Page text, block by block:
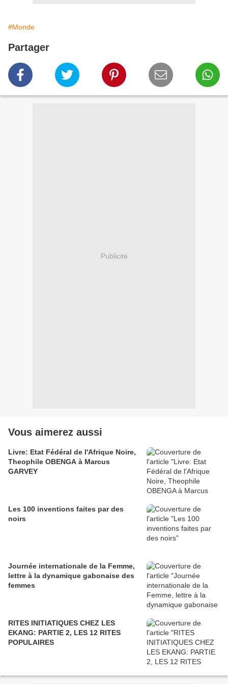
#Monde
Partager
Publicité
Vous aimerez aussi
Livre: Etat Fédéral de l'Afrique Noire,
Theophile OBENGA à Marcus
GARVEY
Les 100 inventions faites par des
noirs
Journée internationale de la Femme,
lettre à la dynamique gabonaise des
femmes
RITES INITIATIQUES CHEZ LES
EKANG: PARTIE 2, LES 12 RITES
POPULAIRES